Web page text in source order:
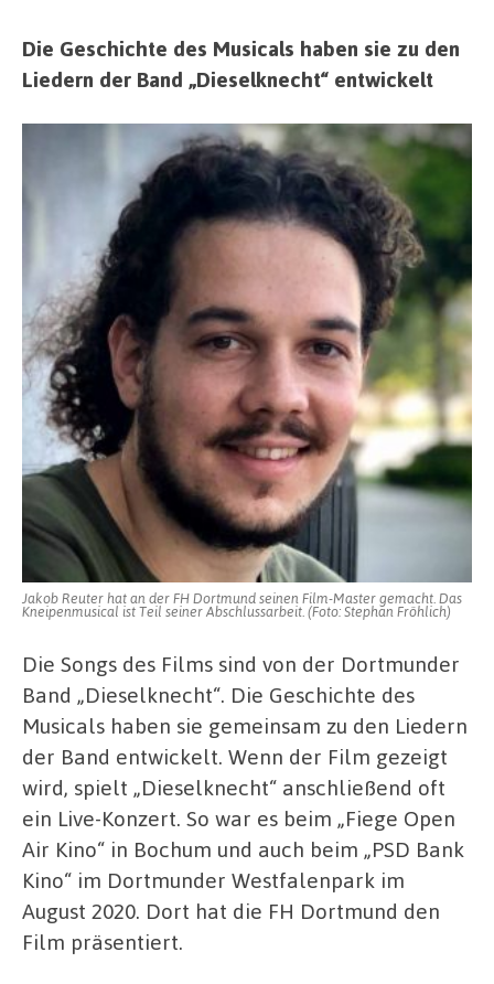
Die Geschichte des Musicals haben sie zu den
Liedern der Band „Dieselknecht“ entwickelt
Jakob Reuter hat an der FH Dortmund seinen Film-Master gemacht. Das
Kneipenmusical ist Teil seiner Abschlussarbeit. (Foto: Stephan Fröhlich)
Die Songs des Films sind von der Dortmunder
Band „Dieselknecht“. Die Geschichte des
Musicals haben sie gemeinsam zu den Liedern
der Band entwickelt. Wenn der Film gezeigt
wird, spielt „Dieselknecht“ anschließend oft
ein Live-Konzert. So war es beim „Fiege Open
Air Kino“ in Bochum und auch beim „PSD Bank
Kino“ im Dortmunder Westfalenpark im
August 2020. Dort hat die FH Dortmund den
Film präsentiert.